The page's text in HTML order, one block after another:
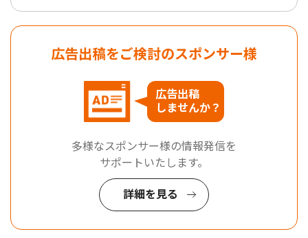
広告出稿をご検討のスポンサー様
広告出稿
しませんか？
多様なスポンサー様の情報発信を
サポートいたします。
詳細を見る